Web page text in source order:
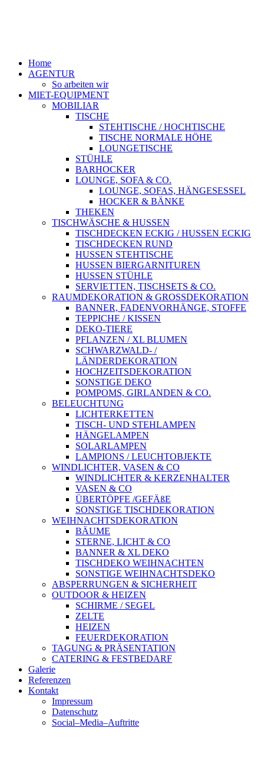
Home
AGENTUR
So arbeiten wir
MIET-EQUIPMENT
MOBILIAR
TISCHE
STEHTISCHE / HOCHTISCHE
TISCHE NORMALE HÖHE
LOUNGETISCHE
STÜHLE
BARHOCKER
LOUNGE, SOFA & CO.
LOUNGE, SOFAS, HÄNGESESSEL
HOCKER & BÄNKE
THEKEN
TISCHWÄSCHE & HUSSEN
TISCHDECKEN ECKIG / HUSSEN ECKIG
TISCHDECKEN RUND
HUSSEN STEHTISCHE
HUSSEN BIERGARNITUREN
HUSSEN STÜHLE
SERVIETTEN, TISCHSETS & CO.
RAUMDEKORATION & GROSSDEKORATION
BANNER, FADENVORHÄNGE, STOFFE
TEPPICHE / KISSEN
DEKO-TIERE
PFLANZEN / XL BLUMEN
SCHWARZWALD- /
LÄNDERDEKORATION
HOCHZEITSDEKORATION
SONSTIGE DEKO
POMPOMS, GIRLANDEN & CO.
BELEUCHTUNG
LICHTERKETTEN
TISCH- UND STEHLAMPEN
HÄNGELAMPEN
SOLARLAMPEN
LAMPIONS / LEUCHTOBJEKTE
WINDLICHTER, VASEN & CO
WINDLICHTER & KERZENHALTER
VASEN & CO
ÜBERTÖPFE /GEFÄßE
SONSTIGE TISCHDEKORATION
WEIHNACHTSDEKORATION
BÄUME
STERNE, LICHT & CO
BANNER & XL DEKO
TISCHDEKO WEIHNACHTEN
SONSTIGE WEIHNACHTSDEKO
ABSPERRUNGEN & SICHERHEIT
OUTDOOR & HEIZEN
SCHIRME / SEGEL
ZELTE
HEIZEN
FEUERDEKORATION
TAGUNG & PRÄSENTATION
CATERING & FESTBEDARF
Galerie
Referenzen
Kontakt
Impressum
Datenschutz
Social–Media–Auftritte